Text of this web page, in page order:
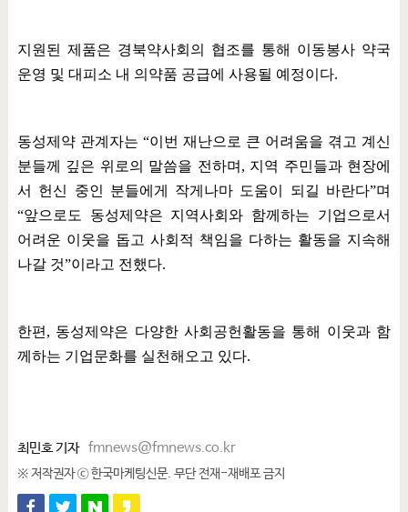
지원된 제품은 경북약사회의 협조를 통해 이동봉사 약국
운영 및 대피소 내 의약품 공급에 사용될 예정이다.
동성제약 관계자는 “이번 재난으로 큰 어려움을 겪고 계신
분들께 깊은 위로의 말씀을 전하며 , 지역 주민들과 현장에
서 헌신 중인 분들에게 작게나마 도움이 되길 바란다”며
“앞으로도 동성제약은 지역사회와 함께하는 기업으로서
어려운 이웃을 돕고 사회적 책임을 다하는 활동을 지속해
나갈 것”이라고 전했다.
한편 , 동성제약은 다양한 사회공헌활동을 통해 이웃과 함
께하는 기업문화를 실천해오고 있다.
최민호 기자 fmnews@fmnews.co.kr
※ 저작권자 ⓒ 한국마케팅신문. 무단 전재-재배포 금지